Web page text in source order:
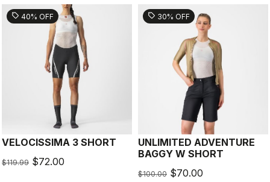
sell 40% OFF
VELOCISSIMA 3 SHORT
$119.99 $72.00
sell 30% OFF
UNLIMITED ADVENTURE
BAGGY W SHORT
$100.00 $70.00